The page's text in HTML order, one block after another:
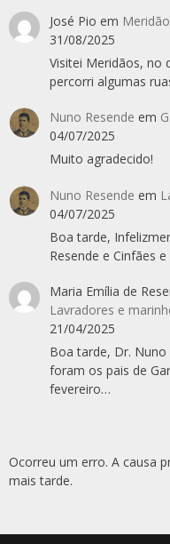
José Pio em
31/08/2025
Visitei Meridãos, no
percorri algumas
Nuno Resende em
04/07/2025
Muito agradecido!
Nuno Resende em
04/07/2025
Boa tarde,
Resende e Cinfães
Maria Emília de
Lavradores e
21/04/2025
Boa tarde, Dr. Nuno
foram os pais de
fevereiro…
Ocorreu um erro. A causa
mais tarde.